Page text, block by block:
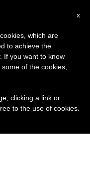
x
which are
to achieve the
If you want to know
of the cookies,
clicking a link or
to the use of cookies.